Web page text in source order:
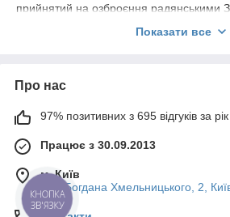
прийнятий на озброєння радянськими
полювання.
Костюми виготовлені з міцного і
забезпечує комфорт і захист в будь-
Вони мають спеціальні елементи, такі
температуру тіла і забезпечують свободу
Камуфляжні костюми "Горка" доступні в
відповідати різним оточуючим умовам.
Показати все
Про нас
97% позитивних з 695 відгуків за рік
Працює з 30.09.2013
м. Київ
вул. Богдана Хмельницького, 2,
КНОПКА
ЗВ'ЯЗКУ